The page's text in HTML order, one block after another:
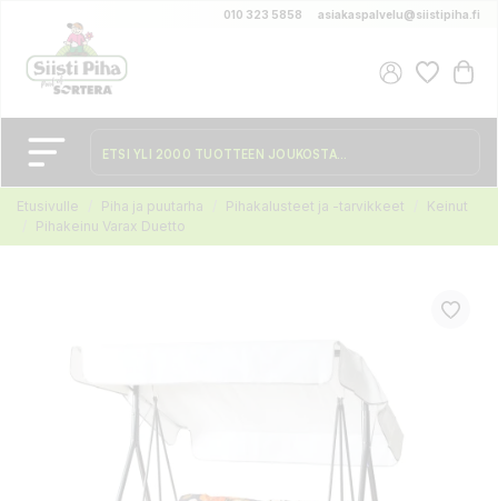
010 323 5858 asiakaspalvelu@siistipiha.fi
Etusivulle Piha ja puutarha Pihakalusteet ja -tarvikkeet
Keinut
Pihakeinu Varax Duetto